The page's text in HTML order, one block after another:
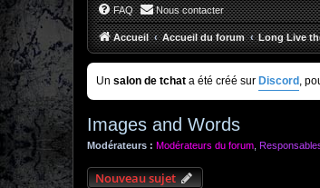
FAQ Nous contacter
Accueil Accueil du forum Long Live
Un salon de tchat a été créé sur Discord ,
Images and Words
Modérateurs : Modérateurs du forum
Nouveau sujet